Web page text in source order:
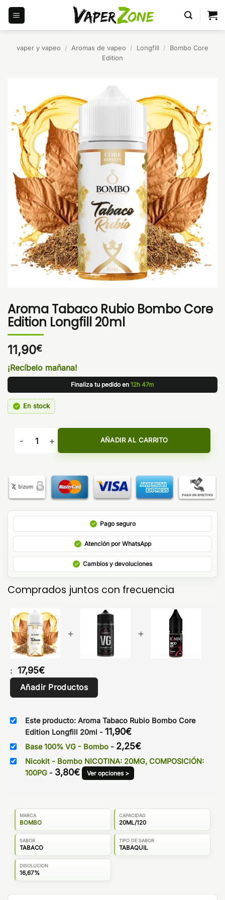
Saltar
contenido
vaper y vapeo / Aromas de vapeo / Longfill /
Bombo Core
Edition
Aroma Tabaco Rubio Bombo Core
Edition Longfill 20ml
11,90€
¡Recíbelo mañana!
Finaliza tu pedido en 12h 47m
En stock
Aroma Tabaco Rubio Bombo Core Edition Longfill 20ml
AÑADIR AL CARRITO
Pago seguro
Atención por WhatsApp
Cambios y devoluciones
Comprados juntos con frecuencia
+ +
: 17,95€
Añadir Productos
Este producto: Aroma Tabaco Rubio Bombo Core
Edition Longfill 20ml - 11,90€
Base 100% VG - Bombo - 2,25€
Nicokit - Bombo NICOTINA: 20MG, COMPOSICIÓN:
100PG - 3,80€ Ver opciones >
MARCA
BOMBO
CAPACIDAD
20ML/120
SABOR
TABACO
TIPO DE SABOR
TABAQUIL
DISOLUCION
16,67%